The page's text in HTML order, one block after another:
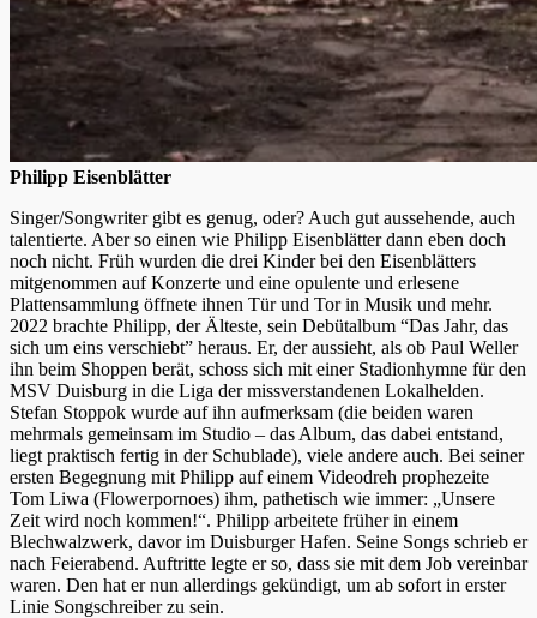
Philipp Eisenblätter
Singer/Songwriter gibt es genug, oder? Auch gut aussehende, auch
talentierte. Aber so einen wie Philipp Eisenblätter dann eben doch
noch nicht. Früh wurden die drei Kinder bei den Eisenblätters
mitgenommen auf Konzerte und eine opulente und erlesene
Plattensammlung öffnete ihnen Tür und Tor in Musik und mehr.
2022 brachte Philipp, der Älteste, sein Debütalbum “Das Jahr, das
sich um eins verschiebt” heraus. Er, der aussieht, als ob Paul Weller
ihn beim Shoppen berät, schoss sich mit einer Stadionhymne für den
MSV Duisburg in die Liga der missverstandenen Lokalhelden.
Stefan Stoppok wurde auf ihn aufmerksam (die beiden waren
mehrmals gemeinsam im Studio – das Album, das dabei entstand,
liegt praktisch fertig in der Schublade), viele andere auch. Bei seiner
ersten Begegnung mit Philipp auf einem Videodreh prophezeite
Tom Liwa (Flowerpornoes) ihm, pathetisch wie immer: „Unsere
Zeit wird noch kommen!“. Philipp arbeitete früher in einem
Blechwalzwerk, davor im Duisburger Hafen. Seine Songs schrieb er
nach Feierabend. Auftritte legte er so, dass sie mit dem Job vereinbar
waren. Den hat er nun allerdings gekündigt, um ab sofort in erster
Linie Songschreiber zu sein.